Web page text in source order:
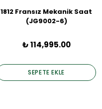
1812 Fransız Mekanik Saat
(JG9002-6)
₺ 114,995.00
SEPETE EKLE